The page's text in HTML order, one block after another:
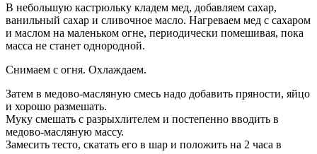
В небольшую кастрюльку кладем мед, добавляем сахар,
ванильный сахар и сливочное масло. Нагреваем мед с сахаром
и маслом на маленьком огне, периодически помешивая, пока
масса не станет однородной.
Снимаем с огня. Охлаждаем.
Затем в медово-масляную смесь надо добавить пряности, яйцо
и хорошо размешать.
Муку смешать с разрыхлителем и постепенно вводить в
медово-масляную массу.
Замесить тесто, скатать его в шар и положить на 2 часа в